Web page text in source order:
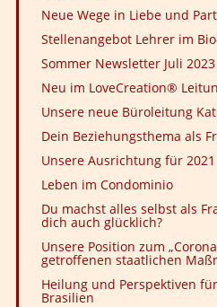
Neue Wege in Liebe und
Stellenangebot Lehrer im
Sommer Newsletter Juli 2023
Neu im LoveCreation®
Unsere neue Büroleitung
Dein Beziehungsthema als
Unsere Ausrichtung für 2021
Leben im Condominio
Du machst alles selbst als
dich auch glücklich?
Unsere Position zum
getroffenen staatlichen
Heilung und Perspektiven
Brasilien